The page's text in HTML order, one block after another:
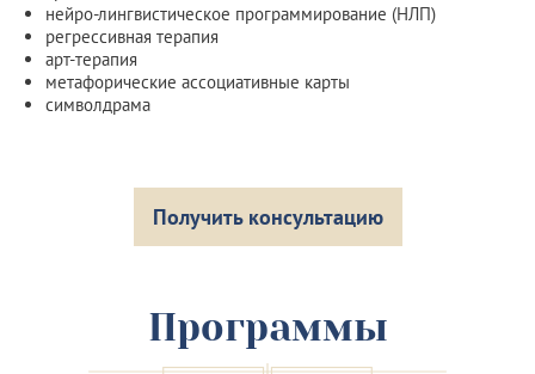
нейро-лингвистическое программирование (НЛП)
регрессивная терапия
арт-терапия
метафорические ассоциативные карты
символдрама
Получить консультацию
Программы